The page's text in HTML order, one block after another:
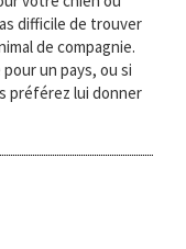
difficile de trouver
de compagnie.
un pays, ou si
préférez lui donner